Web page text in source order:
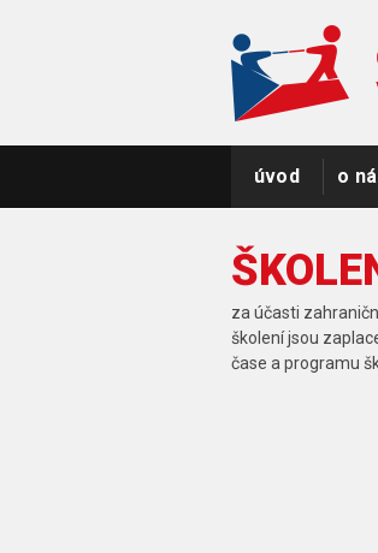
úvod o
za účasti
školení jsou
čase a programu